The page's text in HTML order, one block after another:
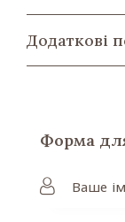
Додаткові
Форма